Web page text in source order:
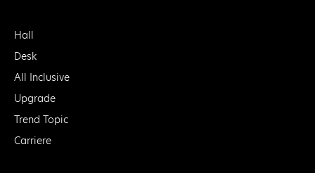
Hall
Desk
All Inclusive
Upgrade
Trend Topic
Carriere